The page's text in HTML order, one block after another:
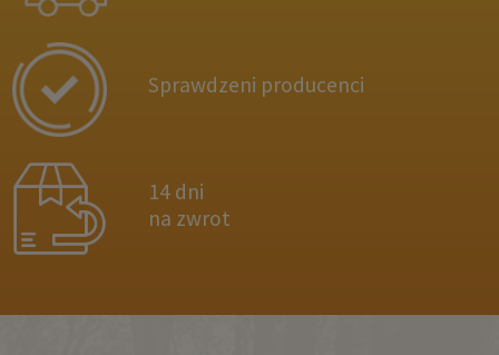
Sprawdzeni producenci
14 dni
na zwrot